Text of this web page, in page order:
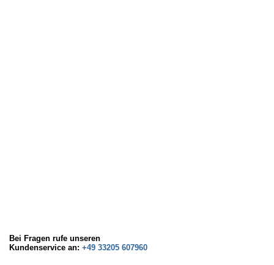
Bei Fragen rufe unseren
Kundenservice an: +49 33205 607960